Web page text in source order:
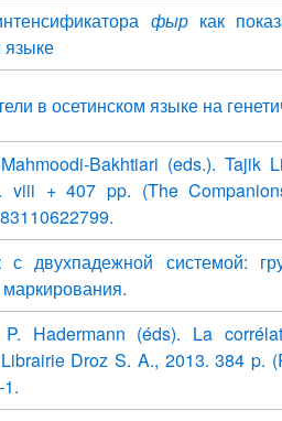
фыркак
языке
в осетинском языке на
Bakhtiari (eds.). Tajik
viii + 407 pp. (The
с двухпадежной системой:
Hadermann (éds). La
Droz S. A., 2013. 384 p.